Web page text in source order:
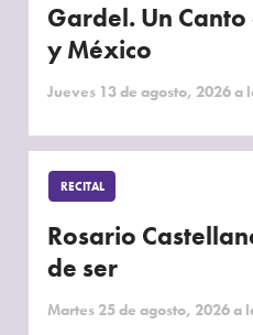
Gardel. Un
y México
Jueves 13 de agosto, 2026 a
RECITAL
Rosario
de ser
Martes 25 de agosto, 2026 a